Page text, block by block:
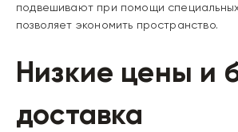
подвешивают при помощи
позволяет экономить пространство.
Низкие цены и
доставка